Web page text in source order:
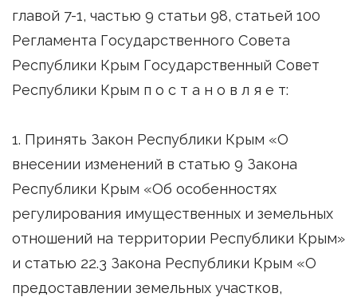
главой 7-1, частью 9 статьи 98, статьей 100
Регламента Государственного Совета
Республики Крым Государственный Совет
Республики Крым п о с т а н о в л я е т:
1. Принять Закон Республики Крым «О
внесении изменений в статью 9 Закона
Республики Крым «Об особенностях
регулирования имущественных и земельных
отношений на территории Республики Крым»
и статью 22.3 Закона Республики Крым «О
предоставлении земельных участков,